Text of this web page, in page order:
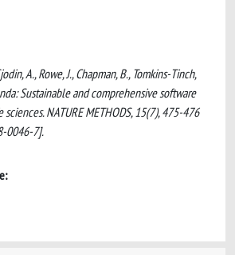
A., Rowe, J., Chapman, B., Tomkins-Tinch,
Sustainable and comprehensive software
NATURE METHODS, 15(7), 475-476
0046-7].